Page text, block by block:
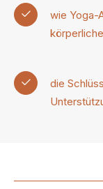
wie Yoga-
die